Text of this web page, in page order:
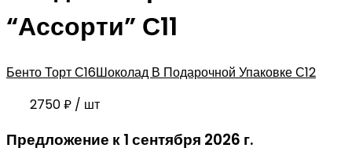
“Ассорти” С11
Бенто Торт С16Шоколад В Подарочной Упаковке С12
2750₽ / шт
Предложение к 1 сентября 2026 г.